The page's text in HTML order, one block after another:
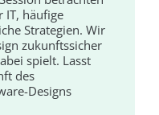
IT, häufige
Strategien. Wir
zukunftssicher
spielt. Lasst
des
Designs